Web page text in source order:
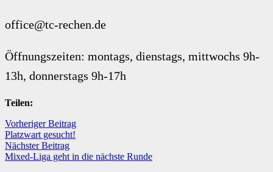
office@tc-rechen.de
Öffnungszeiten: montags, dienstags, mittwochs 9h-
13h, donnerstags 9h-17h
Teilen:
Vorheriger Beitrag
Platzwart gesucht!
Nächster Beitrag
Mixed-Liga geht in die nächste Runde